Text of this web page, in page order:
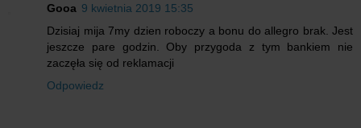
Gooa 9 kwietnia 2019 15:35
Dzisiaj mija 7my dzien roboczy a bonu do allegro brak. Jest
jeszcze pare godzin. Oby przygoda z tym bankiem nie
zaczęła się od reklamacji
Odpowiedz